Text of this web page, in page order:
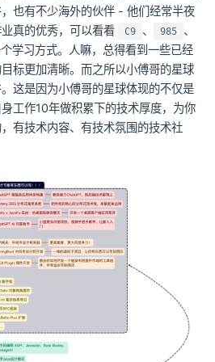
也有不少海外的伙伴 - 他们经常半夜
真的优秀，可以看看
C9 、 985 、
学习方式。人嘛，总得看到一些已经
标更加清晰。而之所以小傅哥的星球
这是因为小傅哥的星球体现的不仅是
工作10年做积累下的技术厚度，为你
有技术内容、有技术氛围的技术社